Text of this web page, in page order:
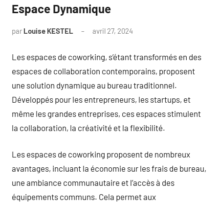
Espace Dynamique
par Louise KESTEL avril 27, 2024
Les espaces de coworking, s’étant transformés en des
espaces de collaboration contemporains, proposent
une solution dynamique au bureau traditionnel.
Développés pour les entrepreneurs, les startups, et
même les grandes entreprises, ces espaces stimulent
la collaboration, la créativité et la flexibilité.
Les espaces de coworking proposent de nombreux
avantages, incluant la économie sur les frais de bureau,
une ambiance communautaire et l’accès à des
équipements communs. Cela permet aux